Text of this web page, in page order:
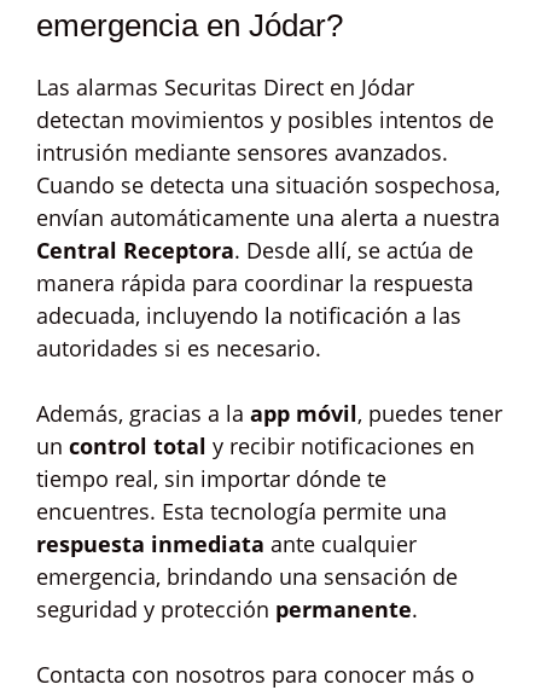
emergencia en Jódar?
Las alarmas Securitas Direct en Jódar
detectan movimientos y posibles intentos de
intrusión mediante sensores avanzados.
Cuando se detecta una situación sospechosa,
envían automáticamente una alerta a nuestra
Central Receptora. Desde allí, se actúa de
manera rápida para coordinar la respuesta
adecuada, incluyendo la notificación a las
autoridades si es necesario.
Además, gracias a la app móvil, puedes tener
un control total y recibir notificaciones en
tiempo real, sin importar dónde te
encuentres. Esta tecnología permite una
respuesta inmediata ante cualquier
emergencia, brindando una sensación de
seguridad y protección permanente.
Contacta con nosotros para conocer más o